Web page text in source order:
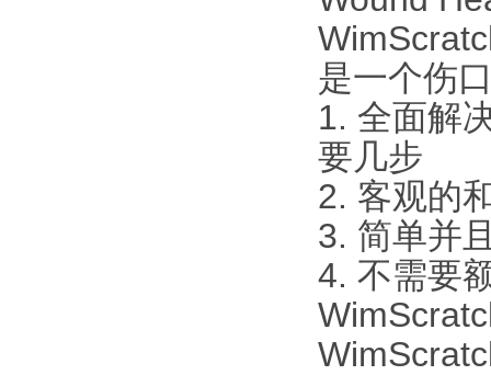
是一个伤
1. 全面解
要几步
2. 客观的
3. 简单并
4. 不需要